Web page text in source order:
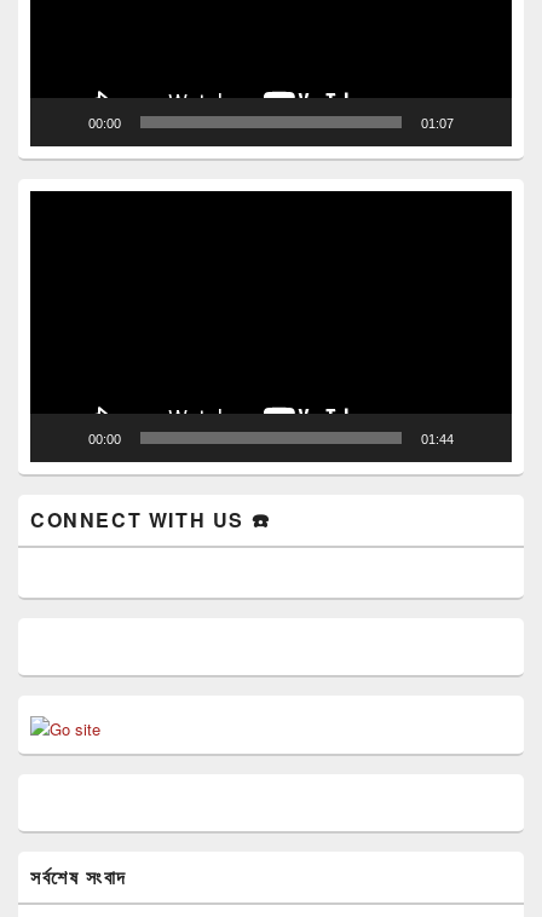
00:00 01:07
00:00 01:44
CONNECT WITH US ☎️
সর্বশেষ সংবাদ